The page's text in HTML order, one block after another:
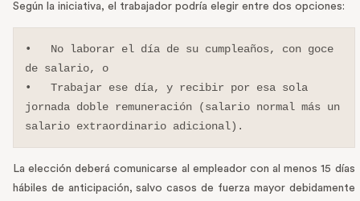
Según la iniciativa, el trabajador podría elegir entre dos opciones:
•   No laborar el día de su cumpleaños, con goce
de salario, o
•   Trabajar ese día, y recibir por esa sola
jornada doble remuneración (salario normal más un
salario extraordinario adicional).
La elección deberá comunicarse al empleador con al menos 15 días
hábiles de anticipación, salvo casos de fuerza mayor debidamente